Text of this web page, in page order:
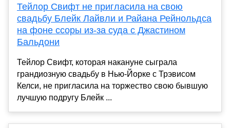
Тейлор Свифт не пригласила на свою
свадьбу Блейк Лайвли и Райана Рейнольдса
на фоне ссоры из-за суда с Джастином
Бальдони
Тейлор Свифт, которая накануне сыграла
грандиозную свадьбу в Нью-Йорке с Трэвисом
Келси, не пригласила на торжество свою бывшую
лучшую подругу Блейк ...